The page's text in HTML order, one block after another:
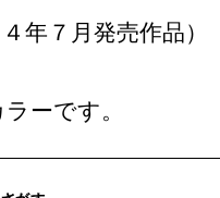
年７月発売作品）
ーです。